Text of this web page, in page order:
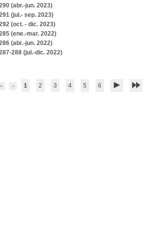
(abr.-jun. 2023)
(jul.- sep. 2023)
(oct. - dic. 2023)
(ene.-mar. 2022)
(abr.-jun. 2022)
288 (jul.-dic. 2022)
1 2 3 4 5 6